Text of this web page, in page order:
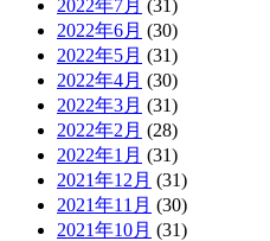
2022年7月 (31)
2022年6月 (30)
2022年5月 (31)
2022年4月 (30)
2022年3月 (31)
2022年2月 (28)
2022年1月 (31)
2021年12月 (31)
2021年11月 (30)
2021年10月 (31)